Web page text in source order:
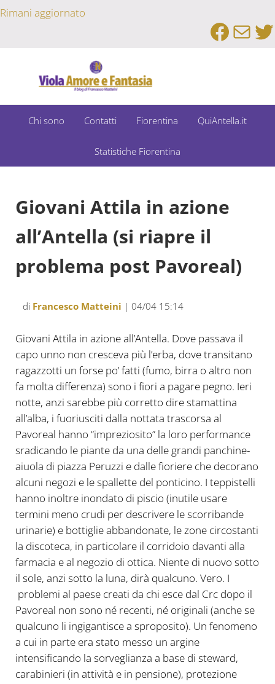
Passa al contenuto principale
Skip to after header navigation
Skip to site footer
Rimani aggiornato
Viola Amore e Fantasia
Chi sono Contatti Fiorentina QuiAntella.it
Statistiche Fiorentina
Giovani Attila in azione
all’Antella (si riapre il
problema post Pavoreal)
di Francesco Matteini | 04/04 15:14
Giovani Attila in azione all’Antella. Dove passava il
capo unno non cresceva più l’erba, dove transitano
ragazzotti un forse po’ fatti (fumo, birra o altro non
fa molta differenza) sono i fiori a pagare pegno. Ieri
notte, anzi sarebbe più corretto dire stamattina
all’alba, i fuoriusciti dalla nottata trascorsa al
Pavoreal hanno “impreziosito” la loro performance
sradicando le piante da una delle grandi panchine-
aiuola di piazza Peruzzi e dalle fioriere che decorano
alcuni negozi e le spallette del ponticino. I teppistelli
hanno inoltre inondato di piscio (inutile usare
termini meno crudi per descrivere le scorribande
urinarie) e bottiglie abbandonate, le zone circostanti
la discoteca, in particolare il corridoio davanti alla
farmacia e al negozio di ottica. Niente di nuovo sotto
il sole, anzi sotto la luna, dirà qualcuno. Vero. I
problemi al paese creati da chi esce dal Crc dopo il
Pavoreal non sono né recenti, né originali (anche se
qualcuno li ingigantisce a sproposito). Un fenomeno
a cui in parte era stato messo un argine
intensificando la sorveglianza a base di steward,
carabinieri (in attività e in pensione), protezione